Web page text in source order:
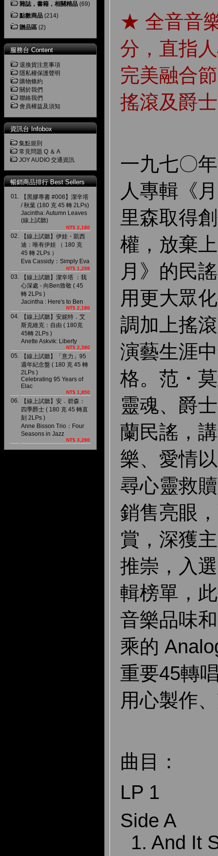
雜誌，書籍，相關精品 (69)
點數商品 (214)
贈品區 (2)
服務台 Content
退換貨注意事項
隱私權保護聲明
購物條約
關於我們
聯絡我們
會員權益及須知
資訊台 Infobox
集點規則
常見問題 Q ＆ A
JOY AUDIO 交通資訊
暢銷商品排行 Best Sellers
01.
【黑膠專書 #008】潔辛塔
/ 秋葉 (180 克 45 轉 2LPs)
Jacintha: Autumn Leaves
(線上試聽)
NT$ 2,180
02.
【線上試聽】伊娃・凱西
迪：唯有伊娃 （ 180 克
45 轉 2LPs ）
Eva Cassidy：Simply Eva
NT$ 1,298
03.
【線上試聽】潔辛塔 ：我
心深處 - 向Ben致敬 ( 45
轉 2LPs )
Jacintha : Here′s to Ben
NT$ 2,180
04.
【線上試聽】安妮特．艾
斯克維克：自由 ( 180克
45轉 2LPs )
Anette Askvik: Liberty
NT$ 2,380
05.
【線上試聽】「意力」95
週年紀念盤 ( 180 克 45 轉
2LPs )
Celebrating 95 Years of
Elac
NT$ 1,850
06.
【線上試聽】安．碧森：
四季爵士 ( 180 克 45 轉直
刻 2LPs )
Anne Bisson Trio：Four
Seasons in Jazz
NT$ 3,280
★ 全音音
分，直指
完美融合
搖滾及爵
一九七〇
人專輯《
里森取得
權，放棄
月》的民
用更大眾
調加上搖
演藝生涯
格。范・
靈魂、爵
蘭民謠，
樂、愛情
尋心靈救
銷售亮眼
賞，深獲
推崇，入
輯榜單，
音樂品味
乘的
重要45轉
用心製作
曲 目：
LP 1
Side A
1. And It